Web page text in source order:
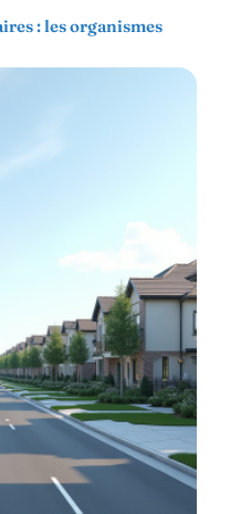
: les organismes